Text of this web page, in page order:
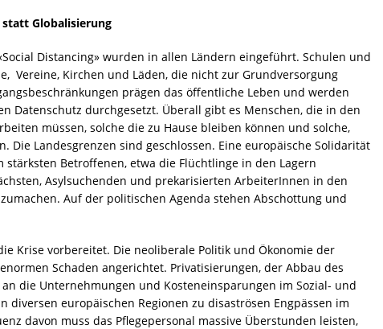
Globalisierung
Distancing» wurden in allen Ländern eingeführt. Schulen und
Vereine, Kirchen und Läden, die nicht zur Grundversorgung
prägen das öffentliche Leben und werden
Datenschutz durchgesetzt. Überall gibt es Menschen, die in den
müssen, solche die zu Hause bleiben können und solche,
Die Landesgrenzen sind geschlossen. Eine europäische Solidarität
stärksten Betroffenen, etwa die Flüchtlinge in den Lagern
Asylsuchenden und prekarisierten ArbeiterInnen in den
Auf der politischen Agenda stehen Abschottung und
Krise vorbereitet. Die neoliberale Politik und Ökonomie der
Schaden angerichtet. Privatisierungen, der Abbau des
an die Unternehmungen und Kosteneinsparungen im Sozial- und
diversen europäischen Regionen zu disaströsen Engpässen im
davon muss das Pflegepersonal massive Überstunden leisten,